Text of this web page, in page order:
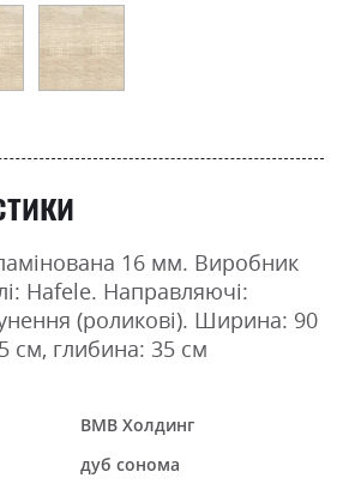
16 мм. Виробник
Hafele. Направляючі:
(роликові). Ширина: 90
см, глибина: 35 см
ВМВ Холдинг
дуб сонома